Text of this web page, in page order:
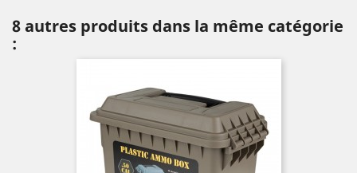
8 autres produits dans la même catégorie
: